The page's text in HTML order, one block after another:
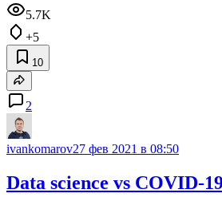
5.7K
+5
10
2
ivankomarov27 фев 2021 в 08:50
Data science vs COVID-